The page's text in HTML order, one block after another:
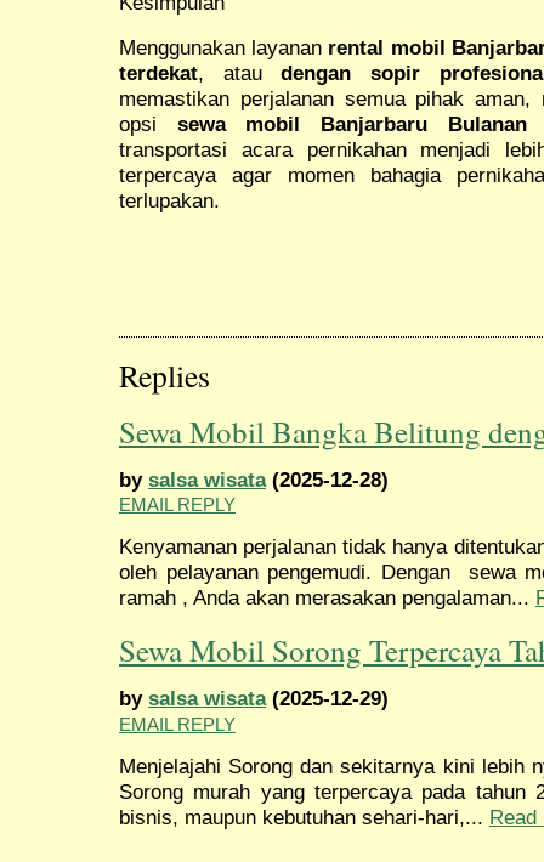
Menggunakan layanan rental mobil
terdekat, ataudengan sopir
memastikan perjalanan semua pihak
opsi sewa mobil Banjarbaru Bulanan
transportasi acara pernikahan menjadi
terpercaya agar momen bahagia
terlupakan.
Replies
Sewa Mobil Bangka Belitung
by salsa wisata(2025-12-28)
EMAIL REPLY
Kenyamanan perjalanan tidak hanya
oleh pelayanan pengemudi. Dengan sewa
ramah , Anda akan merasakan pengalaman...
Sewa Mobil Sorong Terpercaya
by salsa wisata(2025-12-29)
EMAIL REPLY
Menjelajahi Sorong dan sekitarnya kini lebih
Sorong murah yang terpercaya pada tahun
bisnis, maupun kebutuhan sehari-hari,... Read